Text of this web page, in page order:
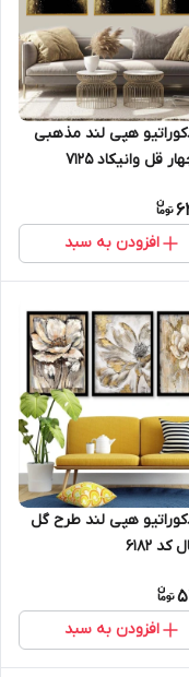
هپی لند مذهبی
قل وانیکاد 7125
افزودن به سبد
هپی لند طرح گل
6182
افزودن به سبد